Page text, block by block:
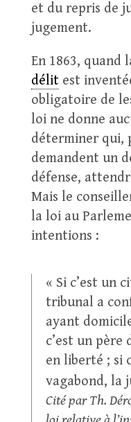
et du repris de
jugement.
En 1863, quand
délit est
obligatoire de
loi ne donne
déterminer qui,
demandent un
défense,
Mais le
la loi au
intentions :
« Si c’est un
tribunal a
ayant
c’est un
en liberté ; si
vagabond, la
Cité par Th.